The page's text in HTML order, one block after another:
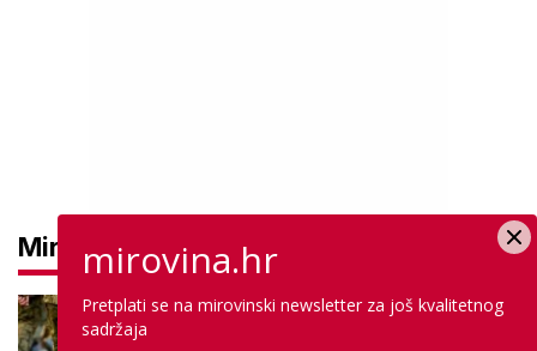
Mirovine
Mirovine branitelja: Dijele se u
mirovina.hr
Pretplati se na mirovinski newsletter za još kvalitetnog
sadržaja